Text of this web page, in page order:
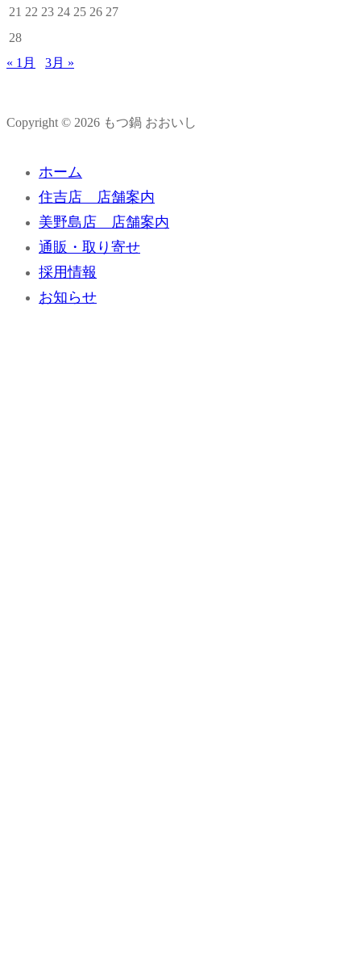
21 22 23 24 25 26 27
28
« 1月
3月 »
Copyright © 2026 もつ鍋 おおいし
ホーム
住吉店 店舗案内
美野島店 店舗案内
通販・取り寄せ
採用情報
お知らせ